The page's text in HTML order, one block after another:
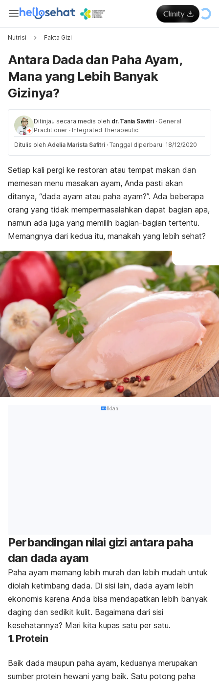
Nutrisi Fakta Gizi
Antara Dada dan Paha Ayam,
Mana yang Lebih Banyak
Gizinya?
Ditinjau secara medis oleh dr. Tania Savitri · General
Practitioner · Integrated Therapeutic
Ditulis oleh Adelia Marista Safitri · Tanggal diperbarui 18/12/2020
Setiap kali pergi ke restoran atau tempat makan dan
memesan menu masakan ayam, Anda pasti akan
ditanya, “dada ayam atau paha ayam?”. Ada beberapa
orang yang tidak mempermasalahkan dapat bagian apa,
namun ada juga yang memilih bagian-bagian tertentu.
Memangnya dari kedua itu, manakah yang lebih sehat?
Iklan
Perbandingan nilai gizi antara paha
dan dada ayam
Paha ayam memang lebih murah dan lebih mudah untuk
diolah ketimbang dada. Di sisi lain, dada ayam lebih
ekonomis karena Anda bisa mendapatkan lebih banyak
daging dan sedikit kulit. Bagaimana dari sisi
kesehatannya? Mari kita kupas satu per satu.
1. Protein
Baik dada maupun paha ayam, keduanya merupakan
sumber protein hewani yang baik. Satu potong paha